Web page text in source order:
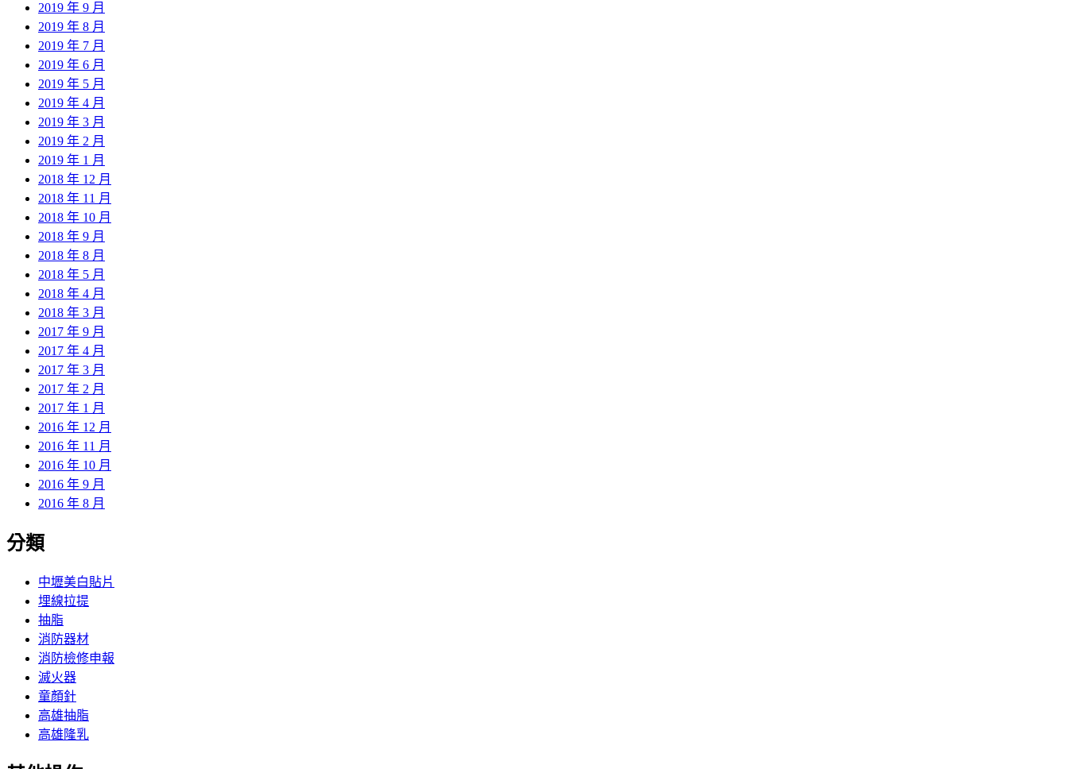
2019 年 9 月
2019 年 8 月
2019 年 7 月
2019 年 6 月
2019 年 5 月
2019 年 4 月
2019 年 3 月
2019 年 2 月
2019 年 1 月
2018 年 12 月
2018 年 11 月
2018 年 10 月
2018 年 9 月
2018 年 8 月
2018 年 5 月
2018 年 4 月
2018 年 3 月
2017 年 9 月
2017 年 4 月
2017 年 3 月
2017 年 2 月
2017 年 1 月
2016 年 12 月
2016 年 11 月
2016 年 10 月
2016 年 9 月
2016 年 8 月
分類
中壢美白貼片
埋線拉提
抽脂
消防器材
消防檢修申報
滅火器
童顏針
高雄抽脂
高雄隆乳